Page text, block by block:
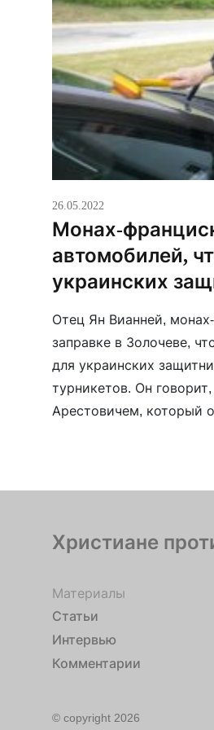
26.05.2022
Монах-
автомобилей,
украинских
Отец Ян Вианней,
заправке в Золочеве,
для украинских
турникетов. Он
Арестовичем, который
Христиане
Материалы
Статьи
Интервью
Комментарии
© copyright 2026